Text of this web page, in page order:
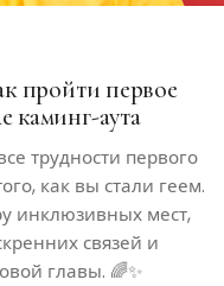
пройти первое
каминг-аута
трудности первого
как вы стали геем.
инклюзивных мест,
связей и
главы. 🌈✨